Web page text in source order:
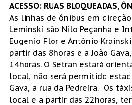
ACESSO: RUAS BLOQUEADAS,
As linhas de ônibus em direção
Leminski são Nilo Peçanha e
Eugenio Flor e Antônio
partir das 8horas e a João
14horas. O Setran estará
local, não será permitido
Gava, a rua da Pedreira. Os
local e a partir das 22horas,